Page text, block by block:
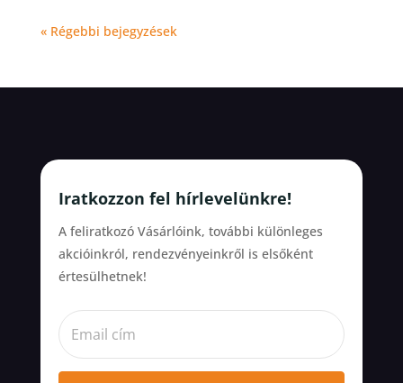
« Régebbi bejegyzések
Iratkozzon fel hírlevelünkre!
A feliratkozó Vásárlóink, további különleges
akcióinkról, rendezvényeinkről is elsőként
értesülhetnek!